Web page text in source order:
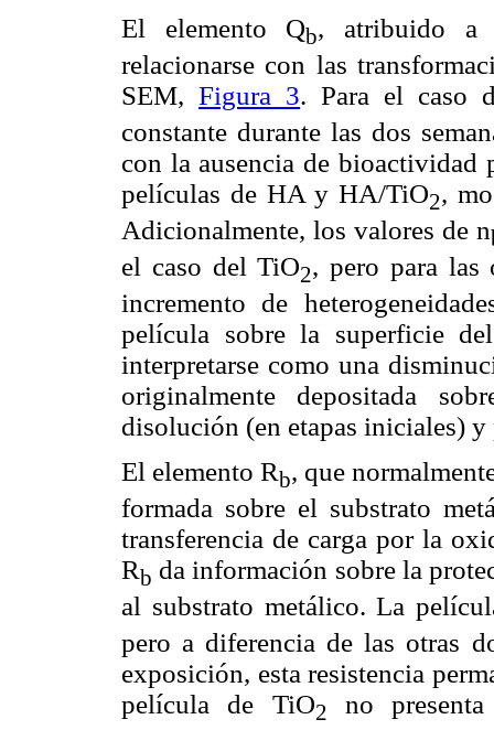
El elemento Qb, atribuido a
relacionarse con las
SEM,Figura 3. Para el caso
constante durante las dos
con la ausencia de bioactividad
películas de HA y HA/TiO2,
Adicionalmente, los valores de n
el caso del TiO2, pero para las
incremento de
película sobre la superficie
interpretarse como una
originalmente depositada
disolución (en etapas iniciales)
El elemento Rb, que
formada sobre el substrato
transferencia de carga por la
Rb da información sobre la
al substrato metálico. La
pero a diferencia de las otras
exposición, esta resistencia
película de TiO2
no